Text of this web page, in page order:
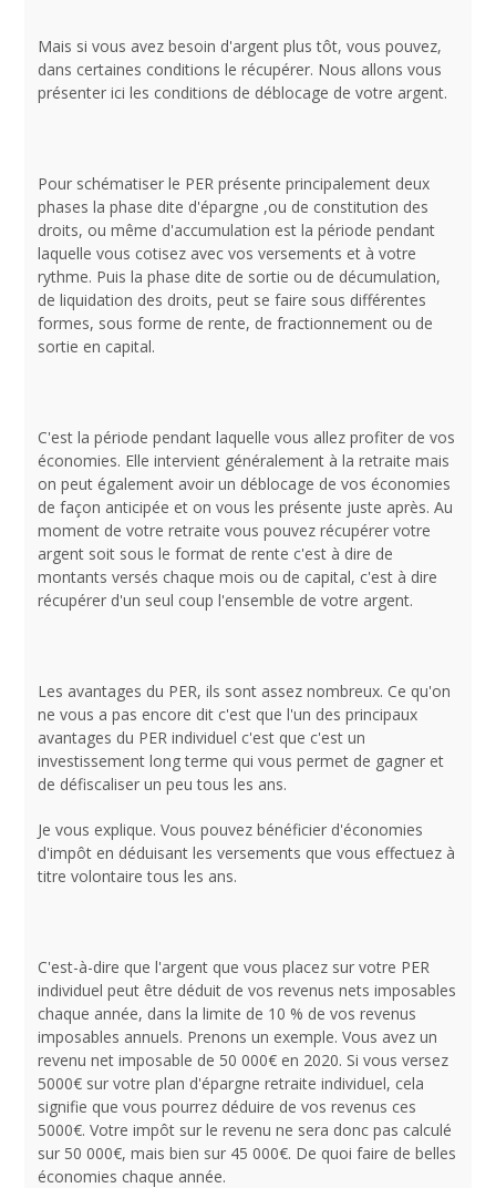
Mais si vous avez besoin d'argent plus tôt, vous pouvez,
dans certaines conditions le récupérer. Nous allons vous
présenter ici les conditions de déblocage de votre argent.
Pour schématiser le PER présente principalement deux
phases la phase dite d'épargne ,ou de constitution des
droits, ou même d'accumulation est la période pendant
laquelle vous cotisez avec vos versements et à votre
rythme. Puis la phase dite de sortie ou de décumulation,
de liquidation des droits, peut se faire sous différentes
formes, sous forme de rente, de fractionnement ou de
sortie en capital.
C'est la période pendant laquelle vous allez profiter de vos
économies. Elle intervient généralement à la retraite mais
on peut également avoir un déblocage de vos économies
de façon anticipée et on vous les présente juste après. Au
moment de votre retraite vous pouvez récupérer votre
argent soit sous le format de rente c'est à dire de
montants versés chaque mois ou de capital, c'est à dire
récupérer d'un seul coup l'ensemble de votre argent.
Les avantages du PER, ils sont assez nombreux. Ce qu'on
ne vous a pas encore dit c'est que l'un des principaux
avantages du PER individuel c'est que c'est un
investissement long terme qui vous permet de gagner et
de défiscaliser un peu tous les ans.
Je vous explique. Vous pouvez bénéficier d'économies
d'impôt en déduisant les versements que vous effectuez à
titre volontaire tous les ans.
C'est-à-dire que l'argent que vous placez sur votre PER
individuel peut être déduit de vos revenus nets imposables
chaque année, dans la limite de 10 % de vos revenus
imposables annuels. Prenons un exemple. Vous avez un
revenu net imposable de 50 000€ en 2020. Si vous versez
5000€ sur votre plan d'épargne retraite individuel, cela
signifie que vous pourrez déduire de vos revenus ces
5000€. Votre impôt sur le revenu ne sera donc pas calculé
sur 50 000€, mais bien sur 45 000€. De quoi faire de belles
économies chaque année.